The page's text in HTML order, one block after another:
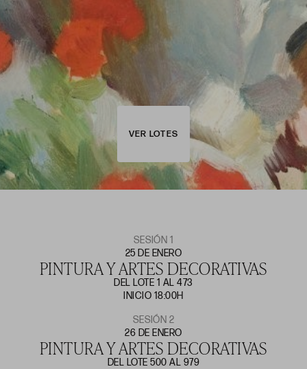
VER LOTES
SESIÓN 1
25 DE ENERO
PINTURA Y ARTES DECORATIVAS
DEL LOTE 1 AL 473
INICIO 18:00H
SESIÓN 2
26 DE ENERO
PINTURA Y ARTES DECORATIVAS
DEL LOTE 500 AL 979